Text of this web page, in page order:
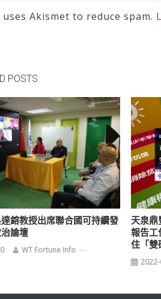
Akismet to reduce spam.
POSTS
鎔教授出席聯合國可持續發
論壇
WT Fortune Info
天泉鼎
報告工
住「